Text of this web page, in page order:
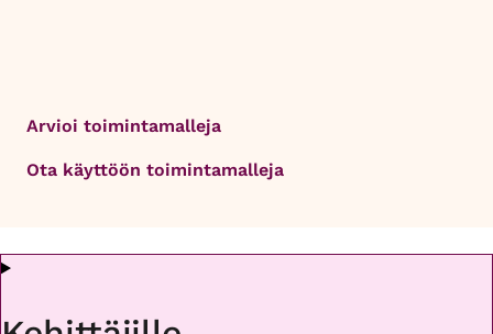
Arvioi toimintamalleja
Ota käyttöön toimintamalleja